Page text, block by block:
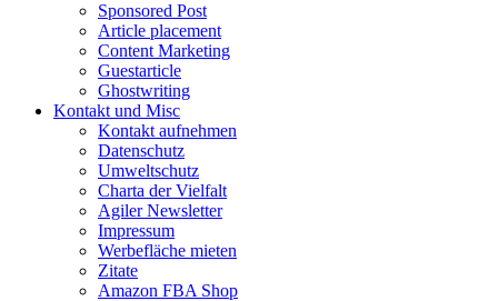
Sponsored Post
Article placement
Content Marketing
Guestarticle
Ghostwriting
Kontakt und Misc
Kontakt aufnehmen
Datenschutz
Umweltschutz
Charta der Vielfalt
Agiler Newsletter
Impressum
Werbefläche mieten
Zitate
Amazon FBA Shop